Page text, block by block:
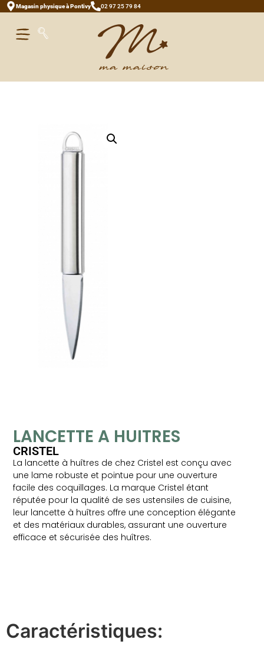
Magasin physique à Pontivy 02 97 25 79 84
LANCETTE A HUITRES
CRISTEL
La lancette à huîtres de chez Cristel est conçu avec
une lame robuste et pointue pour une ouverture
facile des coquillages. La marque Cristel étant
réputée pour la qualité de ses ustensiles de cuisine,
leur lancette à huîtres offre une conception élégante
et des matériaux durables, assurant une ouverture
efficace et sécurisée des huîtres.
Caractéristiques: